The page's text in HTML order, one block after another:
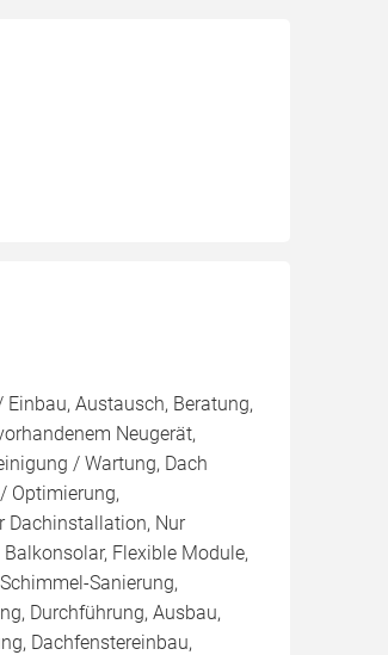
Austausch, Beratung,
Neugerät,
/ Wartung, Dach
Optimierung,
Dachinstallation, Nur
Flexible Module,
Sanierung,
Durchführung, Ausbau,
Dachfenstereinbau,